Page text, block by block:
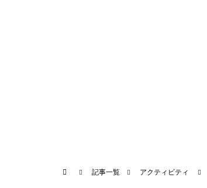
記事一覧 アクティビティ